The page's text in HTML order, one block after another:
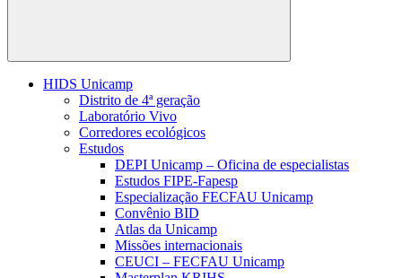
Buscar
HIDS Unicamp
Distrito de 4ª geração
Laboratório Vivo
Corredores ecológicos
Estudos
DEPI Unicamp – Oficina de especialistas
Estudos FIPE-Fapesp
Especialização FECFAU Unicamp
Convênio BID
Atlas da Unicamp
Missões internacionais
CEUCI – FECFAU Unicamp